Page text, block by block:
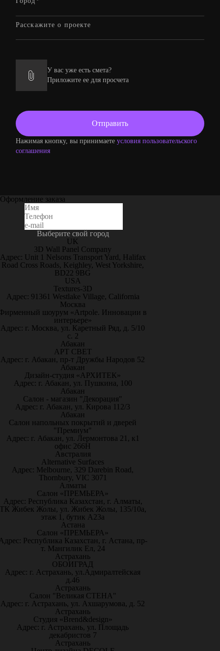
У вас уже есть смета?
Приложите ее для просчета
Нажимая кнопку, вы принимаете условия пользовательского
соглашения
Оформление заказа
Выберите свой город
UK
3D Wall Panel Company
Адрес: Unit 1 Nelsons Transport Yard, Halifax
Road Cross Roads, Keighley, West Yorkshire,
BD22 9BG
USA
Textures-3D
Адрес: 91361 Westlake Village, California
Москва
шоурум «Artpole. Инновации в
интерьере»
Адрес: г. Москва, ул. Каретный Ряд, д. 5/10
с. 2
Абакан
АРТ СВЕТ
Адрес: г. Абакан, пр-т Дружбы Народов 52
Абакан
Дизайн-студия «АРХИТЕК»
Адрес: г. Абакан, ул. Пушкина, 100
Абакан
Салон - магазин "Декорация"
Адрес: г. Абакан, ул. Кирова 112/3
Абакан
Салон напольных покрытий и дверей
"Премиум"
Адрес: г. Абакан, ул. Лермонтова 21, к1
офис 266Н
Австралия
Alternative Surfaces
Адрес: Melbourne, 329 Darebin Road,
Thornbury, VIC 3071
Алматы
Салон «ПРЕМЬЕРА»
Адрес: Республика Казахстан, г. Алматы,
Жибек Жолы, ул. Жибек Жолы, 135/10а,
этаж 1, бутик А23а
Астана
Салон «ПРЕМЬЕРА»
Республика Казахстан, г. Астана, пр-
т. Мангилик Ел, 24
Астрахань
ОБОИГРАД
Адрес: г. Астрахань, ул.Адмиралтейская
д.46
Астрахань
Салон "Великая СТЕНА"
Адрес: г. Астрахань, ул. Ахшарумова, д. 52
Астрахань
Студия «Brend&design»
Адрес: г. Астрахань, ул. Площадь
декабристов 7
Астрахань